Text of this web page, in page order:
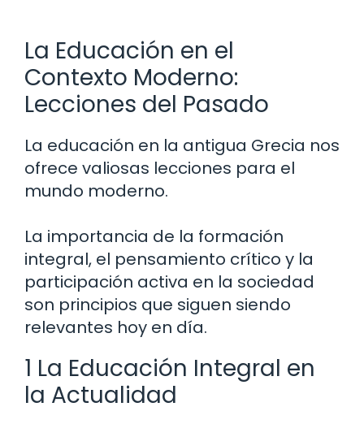
La Educación en el
Contexto Moderno:
Lecciones del Pasado
La educación en la antigua Grecia nos
ofrece valiosas lecciones para el
mundo moderno.
La importancia de la formación
integral, el pensamiento crítico y la
participación activa en la sociedad
son principios que siguen siendo
relevantes hoy en día.
1 La Educación Integral en
la Actualidad